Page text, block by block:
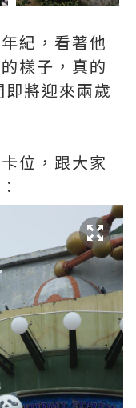
紀，看著他
樣子，真的
將迎來兩歲
位，跟大家